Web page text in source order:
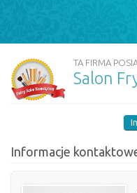
TA FIRMA
Salon
Informacje